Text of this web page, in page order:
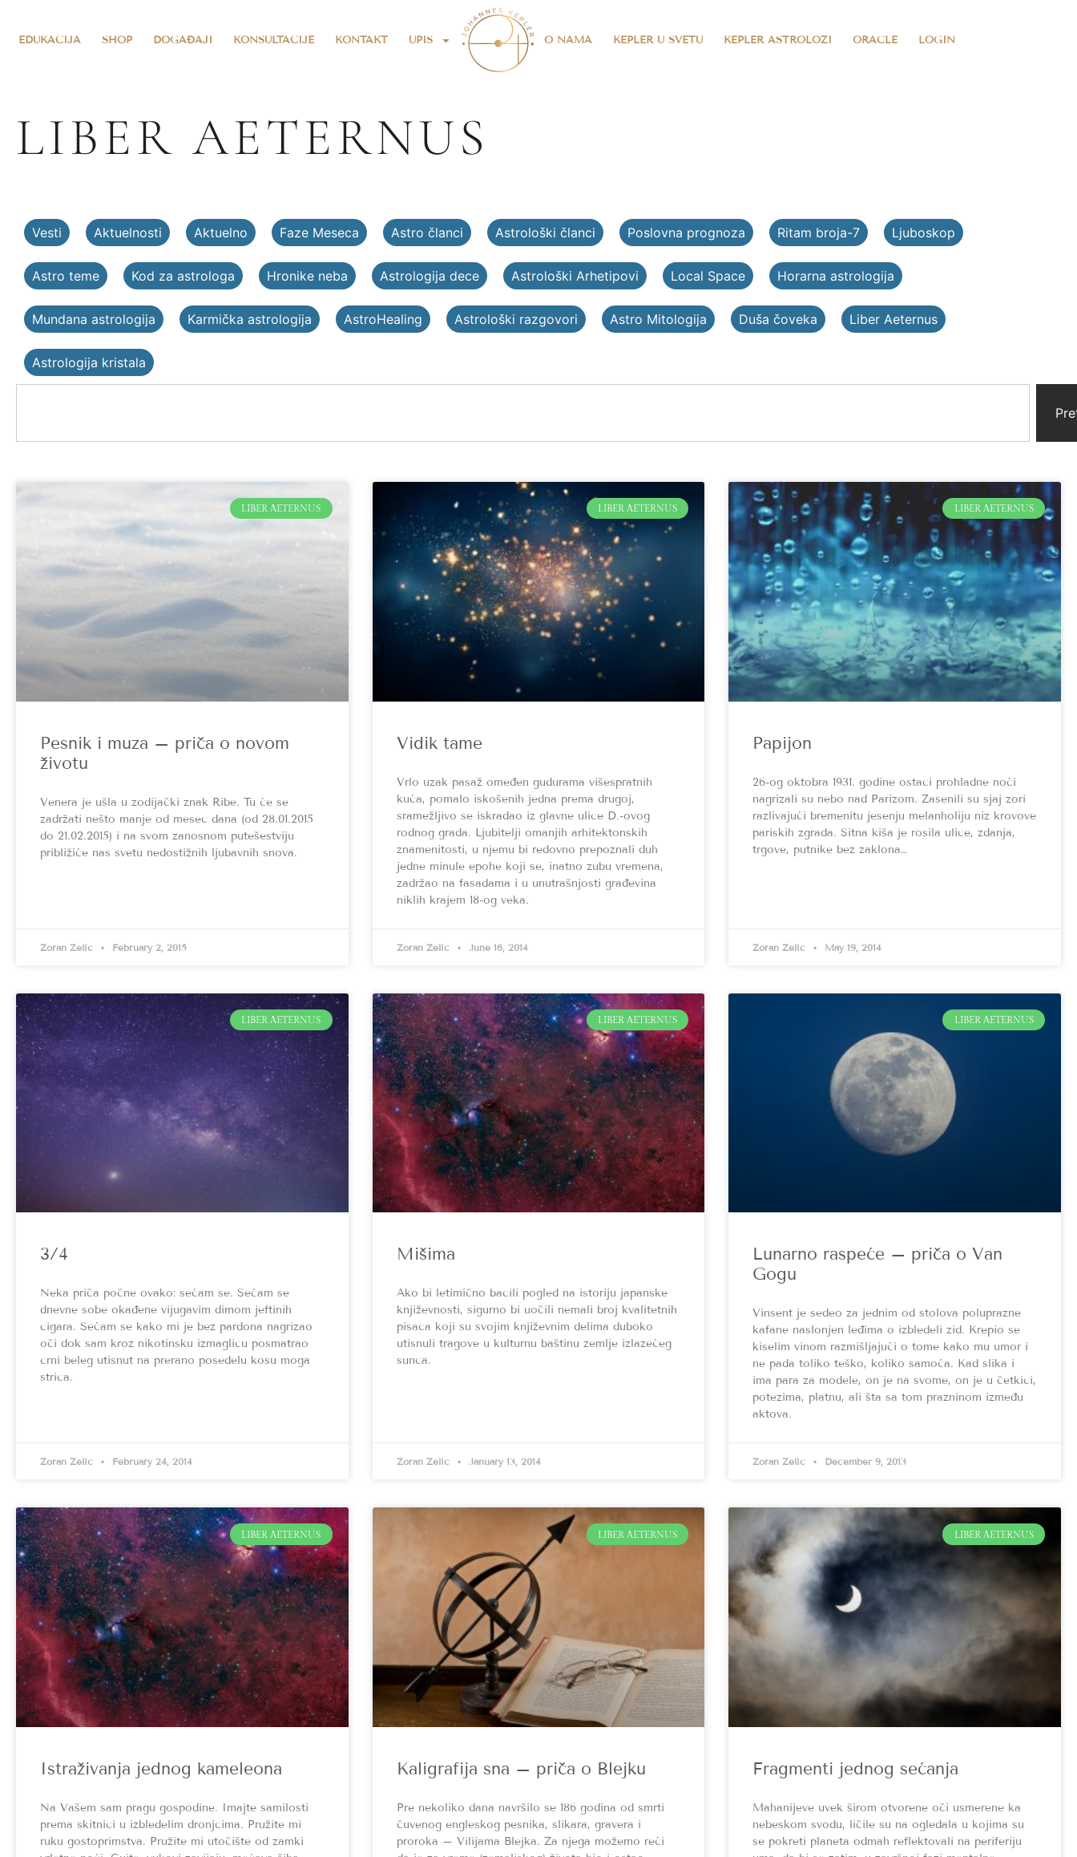
EDUKACIJA SHOP DOGAĐAJI KONSULTACIJE KONTAKT UPIS O NAMA KEPLER U SVETU KEPLER ASTROLOZI ORACLE LOGIN
LIBER AETERNUS
Vesti Aktuelnosti Aktuelno Faze Meseca Astro članci Astrološki članci Poslovna prognoza Ritam broja-7 Ljuboskop
Astro teme Kod za astrologa Hronike neba Astrologija dece Astrološki Arhetipovi Local Space Horarna astrologija
Mundana astrologija Karmička astrologija AstroHealing Astrološki razgovori Astro Mitologija Duša čoveka Liber Aeternus
Astrologija kristala
LIBER AETERNUS
Pesnik i muza – priča o novom
životu
Venera je ušla u zodijački znak Ribe. Tu će se
zadržati nešto manje od mesec dana (od 28.01.2015
do 21.02.2015) i na svom zanosnom putešestviju
približiće nas svetu nedostižnih ljubavnih snova.
Zoran Zelić February 2, 2015
LIBER AETERNUS
Vidik tame
Vrlo uzak pasaž omeđen gudurama višespratnih
kuća, pomalo iskošenih jedna prema drugoj,
sramežljivo se iskradao iz glavne ulice D.-ovog
rodnog grada. Ljubitelji omanjih arhitektonskih
znamenitosti, u njemu bi redovno prepoznali duh
jedne minule epohe koji se, inatno zubu vremena,
zadržao na fasadama i u unutrašnjosti građevina
niklih krajem 18-og veka.
Zoran Zelić June 16, 2014
LIBER AETERNUS
Papijon
26-og oktobra 1931. godine ostaci prohladne noći
nagrizali su nebo nad Parizom. Zasenili su sjaj zori
razlivajući bremenitu jesenju melanholiju niz krovove
pariskih zgrada. Sitna kiša je rosila ulice, zdanja,
trgove, putnike bez zaklona…
Zoran Zelić May 19, 2014
LIBER AETERNUS
3/4
Neka priča počne ovako: sećam se. Sećam se
dnevne sobe okađene vijugavim dimom jeftinih
cigara. Sećam se kako mi je bez pardona nagrizao
oči dok sam kroz nikotinsku izmaglicu posmatrao
crni beleg utisnut na prerano posedelu kosu moga
strica.
Zoran Zelić February 24, 2014
LIBER AETERNUS
Mišima
Ako bi letimično bacili pogled na istoriju japanske
književnosti, sigurno bi uočili nemali broj kvalitetnih
pisaca koji su svojim književnim delima duboko
utisnuli tragove u kulturnu baštinu zemlje izlazećeg
sunca.
Zoran Zelić January 13, 2014
LIBER AETERNUS
Lunarno raspeće – priča o Van
Gogu
Vinsent je sedeo za jednim od stolova poluprazne
kafane naslonjen leđima o izbledeli zid. Krepio se
kiselim vinom razmišljajući o tome kako mu umor i
ne pada toliko teško, koliko samoća. Kad slika i
ima para za modele, on je na svome, on je u četkici,
potezima, platnu, ali šta sa tom prazninom između
aktova.
Zoran Zelić December 9, 2013
LIBER AETERNUS
Istraživanja jednog kameleona
Na Vašem sam pragu gospodine. Imajte samilosti
prema skitnici u izbledelim dronjcima. Pružite mi
ruku gostoprimstva. Pružite mi utočište od zamki
LIBER AETERNUS
Kaligrafija sna – priča o Blejku
Pre nekoliko dana navršilo se 186 godina od smrti
čuvenog engleskog pesnika, slikara, gravera i
proroka – Vilijama Blejka. Za njega možemo reći
LIBER AETERNUS
Fragmenti jednog sećanja
Mahanijeve uvek širom otvorene oči usmerene ka
nebeskom svodu, ličile su na ogledala u kojima su
se pokreti planeta odmah reflektovali na periferiju